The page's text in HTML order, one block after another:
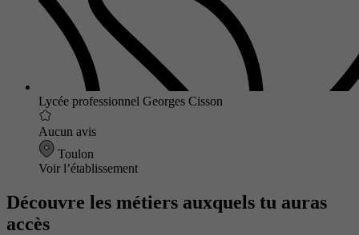
Lycée professionnel Georges Cisson
Aucun avis
Toulon
Voir l’établissement
Découvre les métiers auxquels tu auras
accès